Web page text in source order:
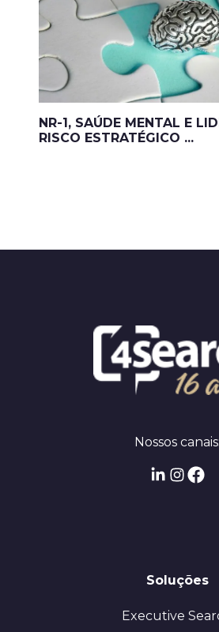
NR-1, SAÚDE MENTAL E
RISCO ESTRATÉGICO ...
Nossos canais:
Soluções
Executive